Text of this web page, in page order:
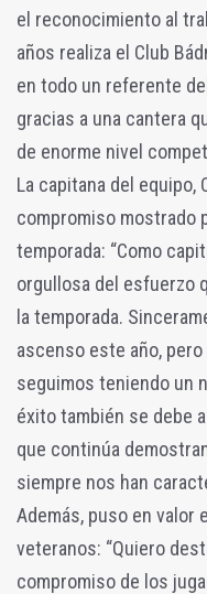
el reconocimiento al
años realiza el Club
en todo un referente
gracias a una cantera
de enorme nivel
La capitana del equipo,
compromiso mostrado
temporada: “Como
orgullosa del esfuerzo
la temporada.
ascenso este año,
seguimos teniendo un
éxito también se debe
que continúa
siempre nos han
Además, puso en valor
veteranos: “Quiero
compromiso de los